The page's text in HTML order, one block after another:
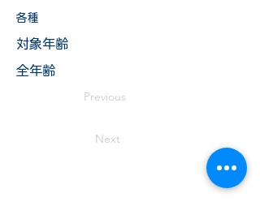
各種
​対象年齢
全年齢
Previous
Next